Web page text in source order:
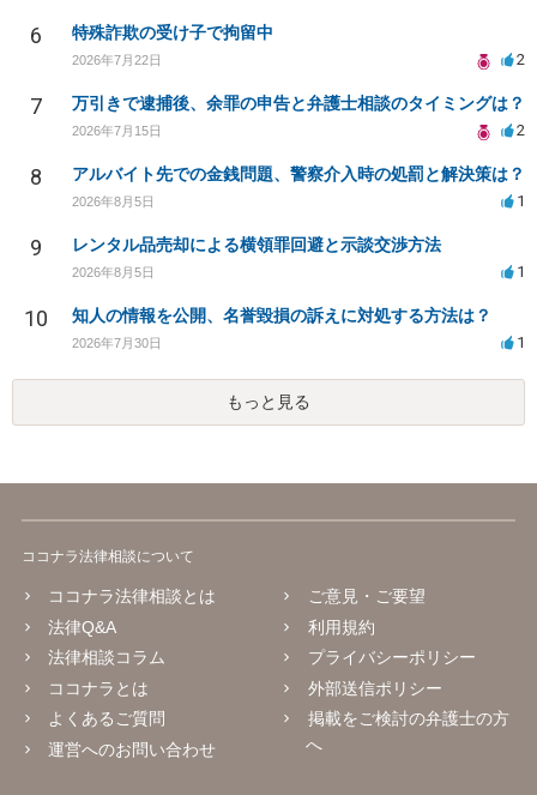
6 特殊詐欺の受け子で拘留中
2026年7月22日 2
7 万引きで逮捕後、余罪の申告と弁護士相談のタイミングは？
2026年7月15日 2
8 アルバイト先での金銭問題、警察介入時の処罰と解決策は？
2026年8月5日 1
9 レンタル品売却による横領罪回避と示談交渉方法
2026年8月5日 1
10 知人の情報を公開、名誉毀損の訴えに対処する方法は？
2026年7月30日 1
もっと見る
ココナラ法律相談について
ココナラ法律相談とは
法律Q&A
法律相談コラム
ココナラとは
よくあるご質問
運営へのお問い合わせ
ご意見・ご要望
利用規約
プライバシーポリシー
外部送信ポリシー
掲載をご検討の弁護士の方
へ